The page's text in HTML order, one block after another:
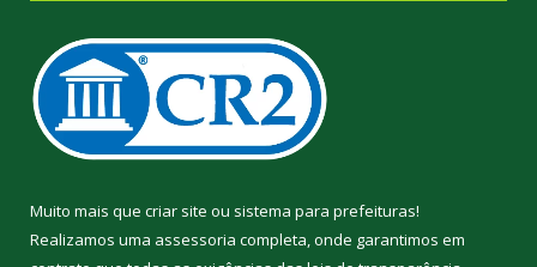
Muito mais que criar site ou sistema para prefeituras!
Realizamos uma assessoria completa, onde garantimos em